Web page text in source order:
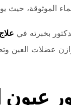
الموثوقة،
بخبرته في
عضلات العين
عيون